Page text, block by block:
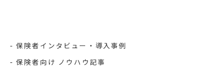
保険者インタビュー・導入事例
保険者向け ノウハウ記事